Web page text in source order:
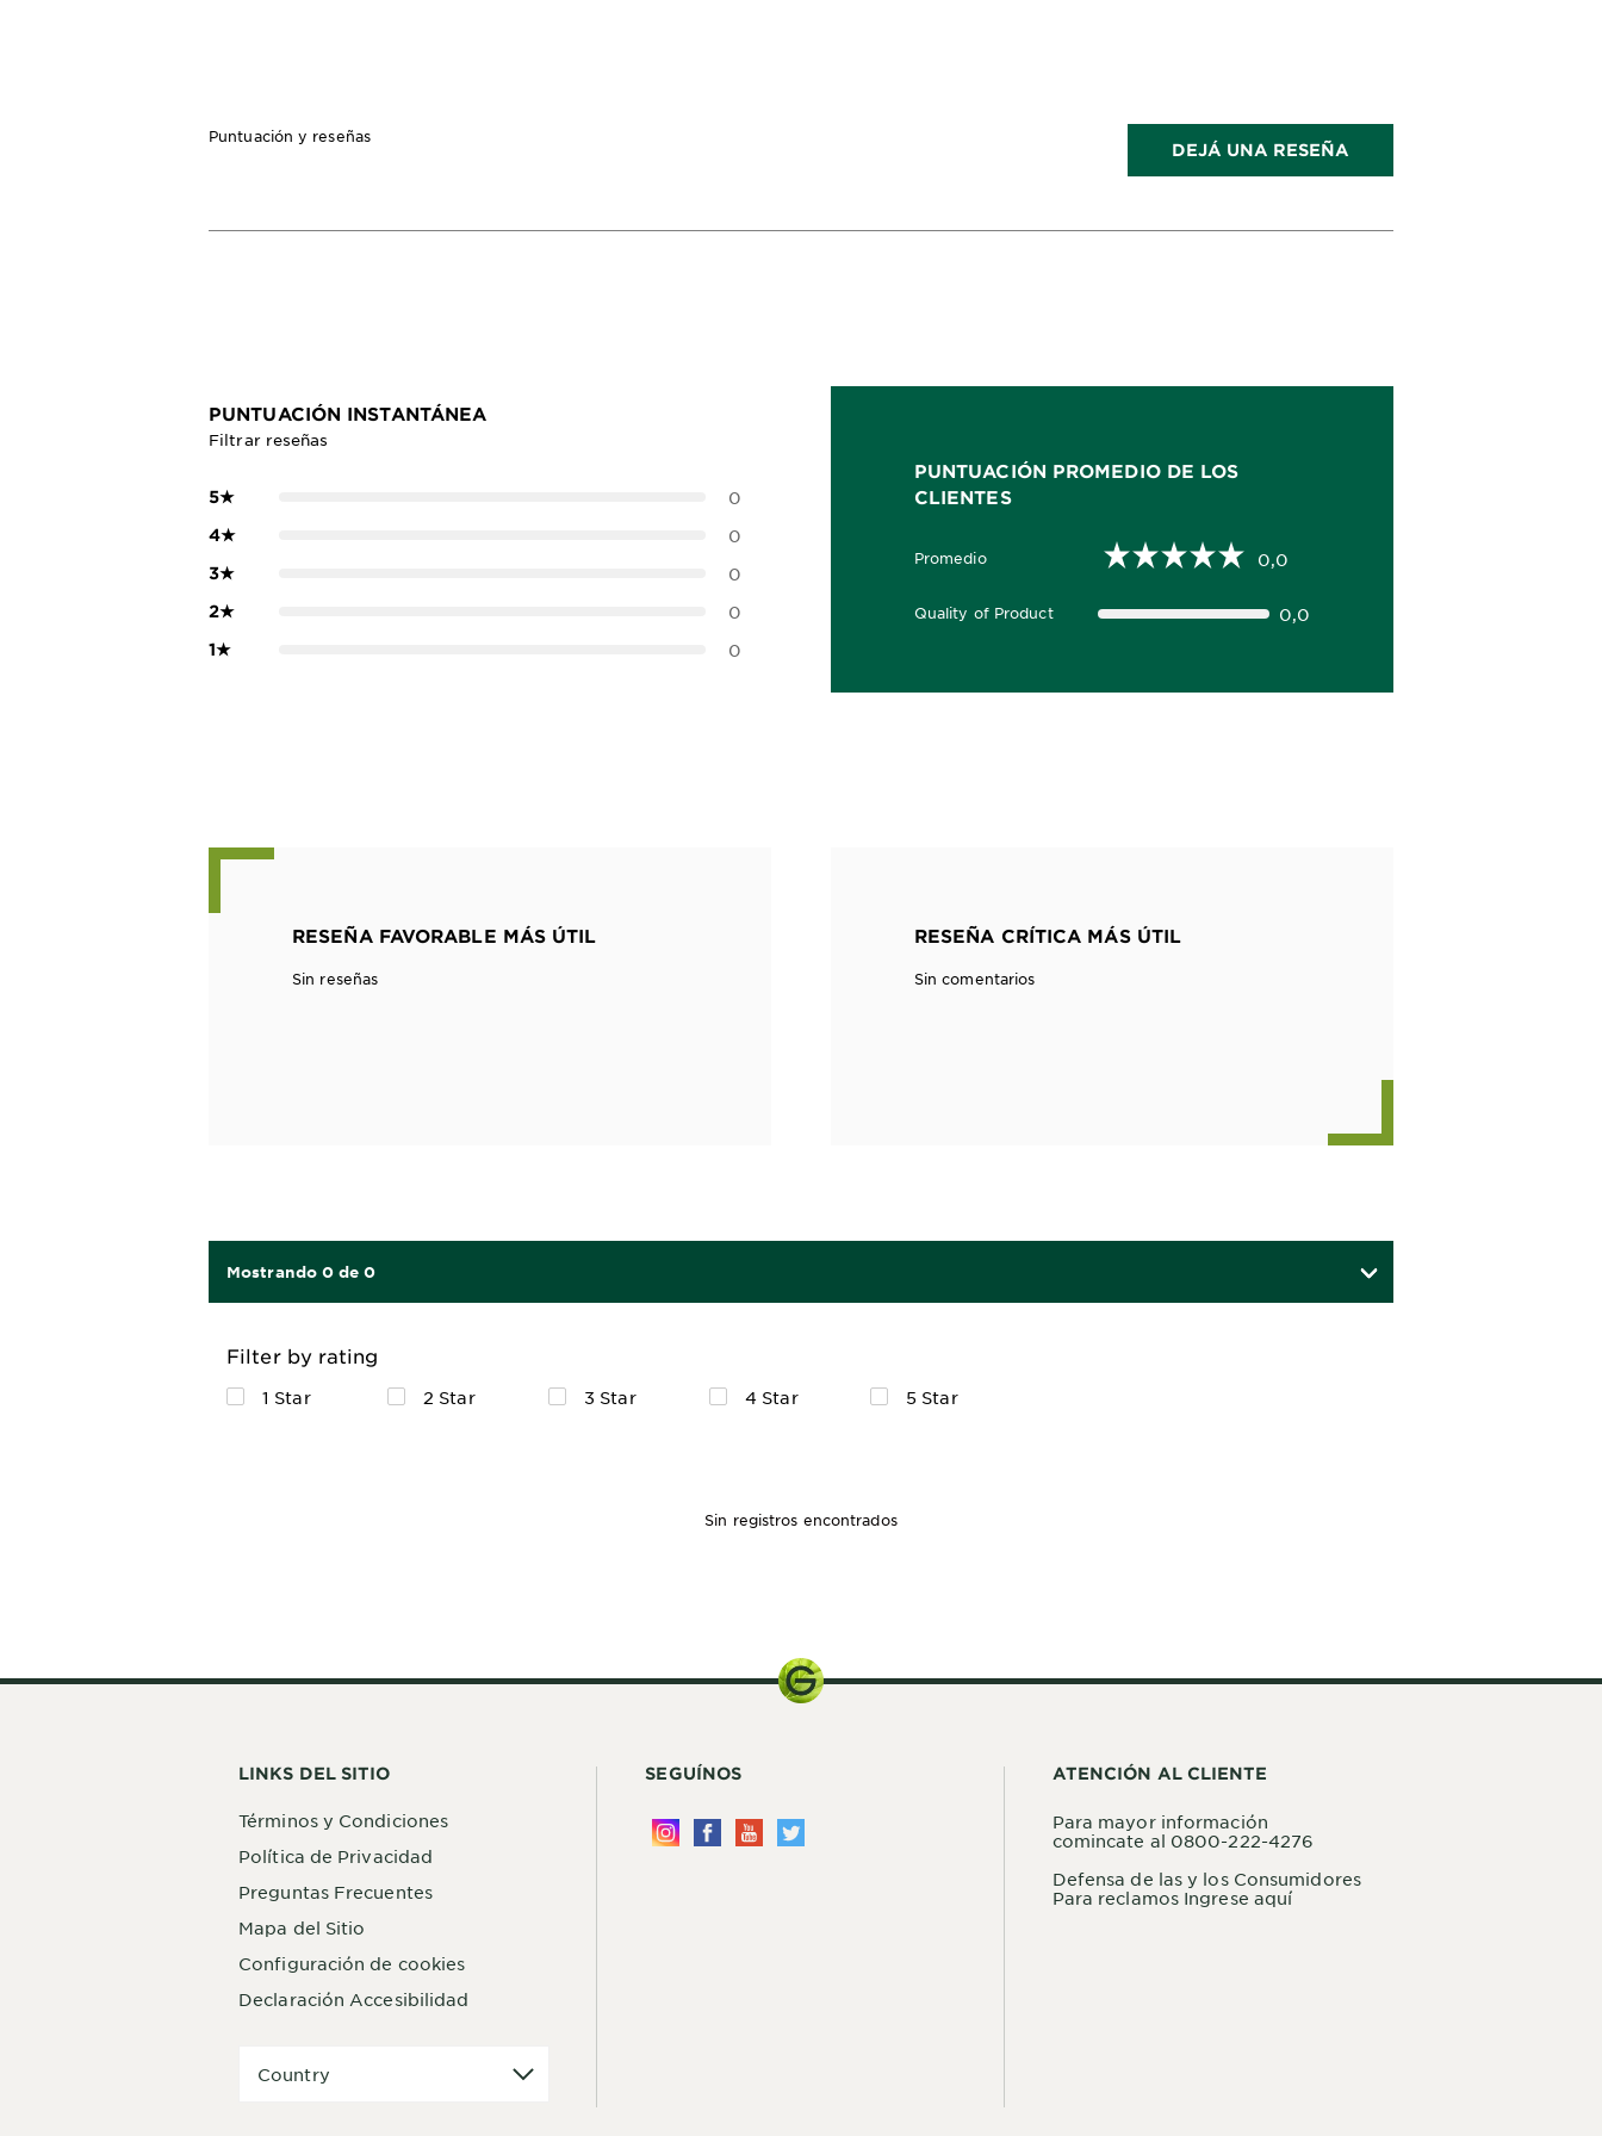
Puntuación y reseñas
DEJÁ UNA RESEÑA
PUNTUACIÓN INSTANTÁNEA
Filtrar reseñas
5★ 0
4★ 0
3★ 0
2★ 0
1★ 0
PUNTUACIÓN PROMEDIO DE LOS
CLIENTES
Promedio
0,0 out of 5 stars 0,0
Quality of Product
0,0 out of 5 stars 0,0
RESEÑA FAVORABLE MÁS ÚTIL
Sin reseñas
RESEÑA CRÍTICA MÁS ÚTIL
Sin comentarios
Mostrando 0 de 0
Filter by rating
1 Star 2 Star 3 Star 4 Star 5 Star
Sin registros encontrados
LINKS DEL SITIO
Términos y Condiciones
Política de Privacidad
Preguntas Frecuentes
Mapa del Sitio
Configuración de cookies
Declaración Accesibilidad
Country
SEGUÍNOS ATENCIÓN AL CLIENTE
Para mayor información
comincate al 0800-222-4276
Defensa de las y los Consumidores
Para reclamos Ingrese aquí